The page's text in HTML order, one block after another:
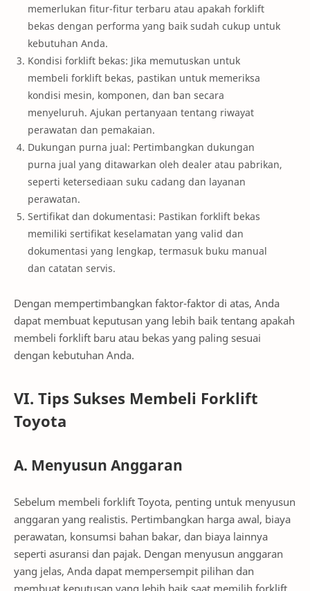
memerlukan fitur-fitur terbaru atau apakah forklift
bekas dengan performa yang baik sudah cukup untuk
kebutuhan Anda.
Kondisi forklift bekas: Jika memutuskan untuk
membeli forklift bekas, pastikan untuk memeriksa
kondisi mesin, komponen, dan ban secara
menyeluruh. Ajukan pertanyaan tentang riwayat
perawatan dan pemakaian.
Dukungan purna jual: Pertimbangkan dukungan
purna jual yang ditawarkan oleh dealer atau pabrikan,
seperti ketersediaan suku cadang dan layanan
perawatan.
Sertifikat dan dokumentasi: Pastikan forklift bekas
memiliki sertifikat keselamatan yang valid dan
dokumentasi yang lengkap, termasuk buku manual
dan catatan servis.
Dengan mempertimbangkan faktor-faktor di atas, Anda
dapat membuat keputusan yang lebih baik tentang apakah
membeli forklift baru atau bekas yang paling sesuai
dengan kebutuhan Anda.
VI. Tips Sukses Membeli Forklift
Toyota
A. Menyusun Anggaran
Sebelum membeli forklift Toyota, penting untuk menyusun
anggaran yang realistis. Pertimbangkan harga awal, biaya
perawatan, konsumsi bahan bakar, dan biaya lainnya
seperti asuransi dan pajak. Dengan menyusun anggaran
yang jelas, Anda dapat mempersempit pilihan dan